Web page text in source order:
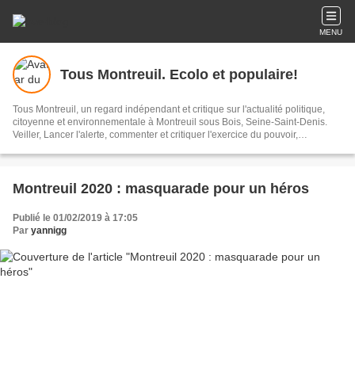
MENU
Tous Montreuil. Ecolo et populaire!
Tous Montreuil, un regard indépendant et critique sur l'actualité politique,
citoyenne et environnementale à Montreuil sous Bois, Seine-Saint-Denis.
Veiller, Lancer l'alerte, commenter et critiquer l'exercice du pouvoir,
Montreuil 2020 : masquarade pour un héros
Publié le 01/02/2019 à 17:05
Par yannigg